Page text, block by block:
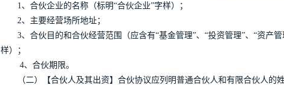
1、合伙企业的名称（标明“合伙企业”字样）；
2、主要经营场所地址；
3、合伙目的和合伙经营范围（应含有“基金管理”、“投资管理”、“资产
样）；
4、合伙期限。
（二）【合伙人及其出资】合伙协议应列明普通合伙人和有限合伙人的